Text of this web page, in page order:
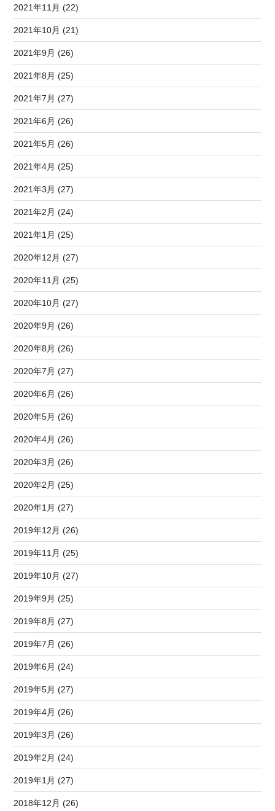
2021年11月 (22)
2021年10月 (21)
2021年9月 (26)
2021年8月 (25)
2021年7月 (27)
2021年6月 (26)
2021年5月 (26)
2021年4月 (25)
2021年3月 (27)
2021年2月 (24)
2021年1月 (25)
2020年12月 (27)
2020年11月 (25)
2020年10月 (27)
2020年9月 (26)
2020年8月 (26)
2020年7月 (27)
2020年6月 (26)
2020年5月 (26)
2020年4月 (26)
2020年3月 (26)
2020年2月 (25)
2020年1月 (27)
2019年12月 (26)
2019年11月 (25)
2019年10月 (27)
2019年9月 (25)
2019年8月 (27)
2019年7月 (26)
2019年6月 (24)
2019年5月 (27)
2019年4月 (26)
2019年3月 (26)
2019年2月 (24)
2019年1月 (27)
2018年12月 (26)